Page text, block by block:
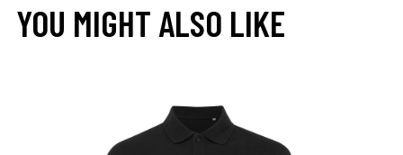
YOU MIGHT ALSO LIKE